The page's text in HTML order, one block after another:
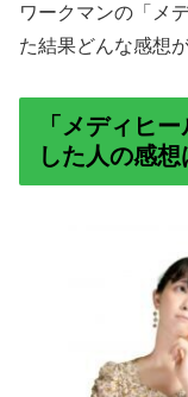
ワークマンの「メ
た結果どんな感想
「メディヒ
した人の感想